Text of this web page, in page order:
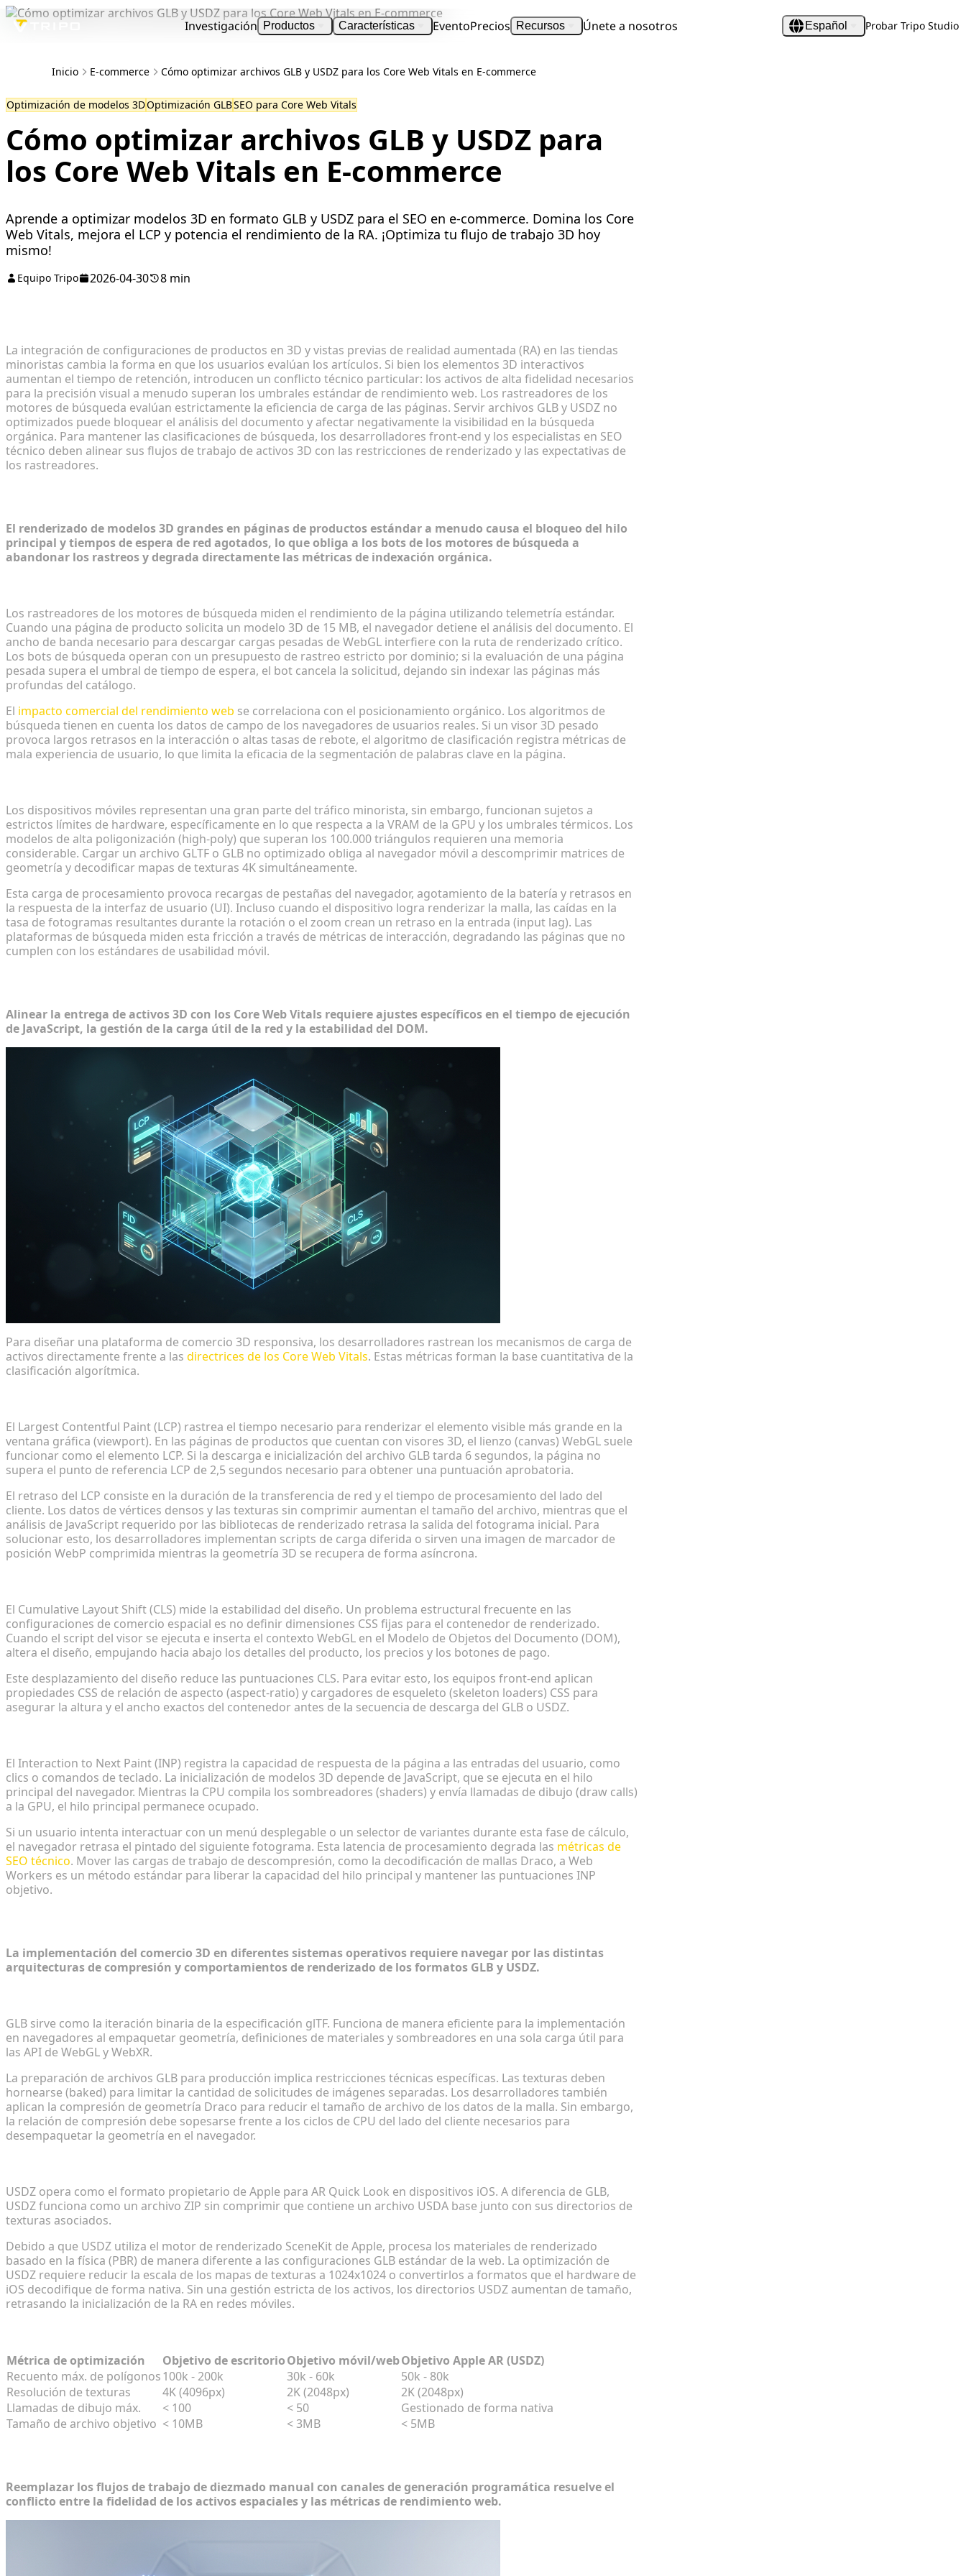
Investigación Productos Características EventoPrecios Recursos Únete a nosotros Español Probar Tripo Studio
Inicio E-commerce Cómo optimizar archivos GLB y USDZ para los Core Web Vitals en E-commerce
Optimización de modelos 3DOptimización GLBSEO para Core Web Vitals
Cómo optimizar archivos GLB y USDZ para
los Core Web Vitals en E-commerce
Aprende a optimizar modelos 3D en formato GLB y USDZ para el SEO en e-commerce. Domina los Core
Web Vitals, mejora el LCP y potencia el rendimiento de la RA. ¡Optimiza tu flujo de trabajo 3D hoy
mismo!
Equipo Tripo 2026-04-30 8 min
La integración de configuraciones de productos en 3D y vistas previas de realidad aumentada (RA) en las tiendas
minoristas cambia la forma en que los usuarios evalúan los artículos. Si bien los elementos 3D interactivos
aumentan el tiempo de retención, introducen un conflicto técnico particular: los activos de alta fidelidad necesarios
para la precisión visual a menudo superan los umbrales estándar de rendimiento web. Los rastreadores de los
motores de búsqueda evalúan estrictamente la eficiencia de carga de las páginas. Servir archivos GLB y USDZ no
optimizados puede bloquear el análisis del documento y afectar negativamente la visibilidad en la búsqueda
orgánica. Para mantener las clasificaciones de búsqueda, los desarrolladores front-end y los especialistas en SEO
técnico deben alinear sus flujos de trabajo de activos 3D con las restricciones de renderizado y las expectativas de
los rastreadores.
El renderizado de modelos 3D grandes en páginas de productos estándar a menudo causa el bloqueo del hilo
principal y tiempos de espera de red agotados, lo que obliga a los bots de los motores de búsqueda a
abandonar los rastreos y degrada directamente las métricas de indexación orgánica.
Los rastreadores de los motores de búsqueda miden el rendimiento de la página utilizando telemetría estándar.
Cuando una página de producto solicita un modelo 3D de 15 MB, el navegador detiene el análisis del documento. El
ancho de banda necesario para descargar cargas pesadas de WebGL interfiere con la ruta de renderizado crítico.
Los bots de búsqueda operan con un presupuesto de rastreo estricto por dominio; si la evaluación de una página
pesada supera el umbral de tiempo de espera, el bot cancela la solicitud, dejando sin indexar las páginas más
profundas del catálogo.
El impacto comercial del rendimiento web se correlaciona con el posicionamiento orgánico. Los algoritmos de
búsqueda tienen en cuenta los datos de campo de los navegadores de usuarios reales. Si un visor 3D pesado
provoca largos retrasos en la interacción o altas tasas de rebote, el algoritmo de clasificación registra métricas de
mala experiencia de usuario, lo que limita la eficacia de la segmentación de palabras clave en la página.
Los dispositivos móviles representan una gran parte del tráfico minorista, sin embargo, funcionan sujetos a
estrictos límites de hardware, específicamente en lo que respecta a la VRAM de la GPU y los umbrales térmicos. Los
modelos de alta poligonización (high-poly) que superan los 100.000 triángulos requieren una memoria
considerable. Cargar un archivo GLTF o GLB no optimizado obliga al navegador móvil a descomprimir matrices de
geometría y decodificar mapas de texturas 4K simultáneamente.
Esta carga de procesamiento provoca recargas de pestañas del navegador, agotamiento de la batería y retrasos en
la respuesta de la interfaz de usuario (UI). Incluso cuando el dispositivo logra renderizar la malla, las caídas en la
tasa de fotogramas resultantes durante la rotación o el zoom crean un retraso en la entrada (input lag). Las
plataformas de búsqueda miden esta fricción a través de métricas de interacción, degradando las páginas que no
cumplen con los estándares de usabilidad móvil.
Alinear la entrega de activos 3D con los Core Web Vitals requiere ajustes específicos en el tiempo de ejecución
de JavaScript, la gestión de la carga útil de la red y la estabilidad del DOM.
Para diseñar una plataforma de comercio 3D responsiva, los desarrolladores rastrean los mecanismos de carga de
activos directamente frente a las directrices de los Core Web Vitals. Estas métricas forman la base cuantitativa de la
clasificación algorítmica.
El Largest Contentful Paint (LCP) rastrea el tiempo necesario para renderizar el elemento visible más grande en la
ventana gráfica (viewport). En las páginas de productos que cuentan con visores 3D, el lienzo (canvas) WebGL suele
funcionar como el elemento LCP. Si la descarga e inicialización del archivo GLB tarda 6 segundos, la página no
supera el punto de referencia LCP de 2,5 segundos necesario para obtener una puntuación aprobatoria.
El retraso del LCP consiste en la duración de la transferencia de red y el tiempo de procesamiento del lado del
cliente. Los datos de vértices densos y las texturas sin comprimir aumentan el tamaño del archivo, mientras que el
análisis de JavaScript requerido por las bibliotecas de renderizado retrasa la salida del fotograma inicial. Para
solucionar esto, los desarrolladores implementan scripts de carga diferida o sirven una imagen de marcador de
posición WebP comprimida mientras la geometría 3D se recupera de forma asíncrona.
El Cumulative Layout Shift (CLS) mide la estabilidad del diseño. Un problema estructural frecuente en las
configuraciones de comercio espacial es no definir dimensiones CSS fijas para el contenedor de renderizado.
Cuando el script del visor se ejecuta e inserta el contexto WebGL en el Modelo de Objetos del Documento (DOM),
altera el diseño, empujando hacia abajo los detalles del producto, los precios y los botones de pago.
Este desplazamiento del diseño reduce las puntuaciones CLS. Para evitar esto, los equipos front-end aplican
propiedades CSS de relación de aspecto (aspect-ratio) y cargadores de esqueleto (skeleton loaders) CSS para
asegurar la altura y el ancho exactos del contenedor antes de la secuencia de descarga del GLB o USDZ.
El Interaction to Next Paint (INP) registra la capacidad de respuesta de la página a las entradas del usuario, como
clics o comandos de teclado. La inicialización de modelos 3D depende de JavaScript, que se ejecuta en el hilo
principal del navegador. Mientras la CPU compila los sombreadores (shaders) y envía llamadas de dibujo (draw calls)
a la GPU, el hilo principal permanece ocupado.
Si un usuario intenta interactuar con un menú desplegable o un selector de variantes durante esta fase de cálculo,
el navegador retrasa el pintado del siguiente fotograma. Esta latencia de procesamiento degrada las métricas de
SEO técnico. Mover las cargas de trabajo de descompresión, como la decodificación de mallas Draco, a Web
Workers es un método estándar para liberar la capacidad del hilo principal y mantener las puntuaciones INP
objetivo.
La implementación del comercio 3D en diferentes sistemas operativos requiere navegar por las distintas
arquitecturas de compresión y comportamientos de renderizado de los formatos GLB y USDZ.
GLB sirve como la iteración binaria de la especificación glTF. Funciona de manera eficiente para la implementación
en navegadores al empaquetar geometría, definiciones de materiales y sombreadores en una sola carga útil para
las API de WebGL y WebXR.
La preparación de archivos GLB para producción implica restricciones técnicas específicas. Las texturas deben
hornearse (baked) para limitar la cantidad de solicitudes de imágenes separadas. Los desarrolladores también
aplican la compresión de geometría Draco para reducir el tamaño de archivo de los datos de la malla. Sin embargo,
la relación de compresión debe sopesarse frente a los ciclos de CPU del lado del cliente necesarios para
desempaquetar la geometría en el navegador.
USDZ opera como el formato propietario de Apple para AR Quick Look en dispositivos iOS. A diferencia de GLB,
USDZ funciona como un archivo ZIP sin comprimir que contiene un archivo USDA base junto con sus directorios de
texturas asociados.
Debido a que USDZ utiliza el motor de renderizado SceneKit de Apple, procesa los materiales de renderizado
basado en la física (PBR) de manera diferente a las configuraciones GLB estándar de la web. La optimización de
USDZ requiere reducir la escala de los mapas de texturas a 1024x1024 o convertirlos a formatos que el hardware de
iOS decodifique de forma nativa. Sin una gestión estricta de los activos, los directorios USDZ aumentan de tamaño,
retrasando la inicialización de la RA en redes móviles.
Métrica de optimización Objetivo de escritorioObjetivo móvil/webObjetivo Apple AR (USDZ)
Recuento máx. de polígonos100k - 200k 30k - 60k
50k - 80k
Resolución de texturas
4K (4096px) 2K (2048px)
2K (2048px)
Llamadas de dibujo máx.
< 100 < 50
Gestionado de forma nativa
Tamaño de archivo objetivo < 10MB < 3MB < 5MB
Reemplazar los flujos de trabajo de diezmado manual con canales de generación programática resuelve el
conflicto entre la fidelidad de los activos espaciales y las métricas de rendimiento web.